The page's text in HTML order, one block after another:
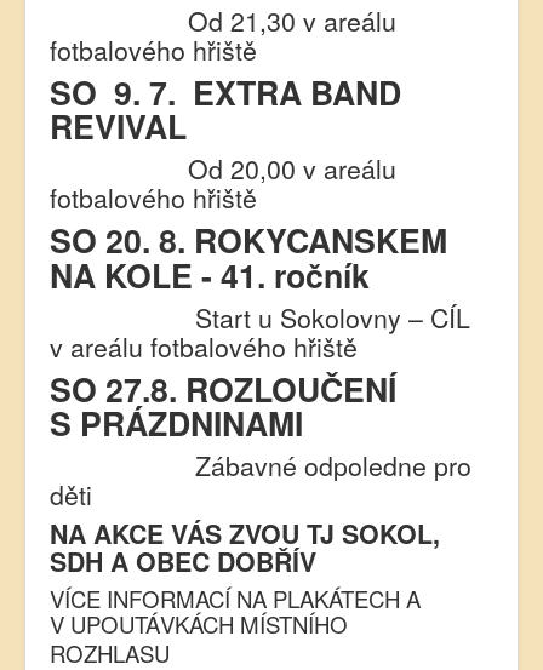
Od 21,30 v areálu
fotbalového hřiště
SO 9. 7. EXTRA BAND
REVIVAL
Od 20,00 v areálu
fotbalového hřiště
SO 20. 8. ROKYCANSKEM
NA KOLE - 41. ročník
Start u Sokolovny – CÍL
v areálu fotbalového hřiště
SO 27.8. ROZLOUČENÍ
S PRÁZDNINAMI
Zábavné odpoledne pro
děti
NA AKCE VÁS ZVOU TJ SOKOL,
SDH A OBEC DOBŘÍV
VÍCE INFORMACÍ NA PLAKÁTECH A
V UPOUTÁVKÁCH MÍSTNÍHO
ROZHLASU